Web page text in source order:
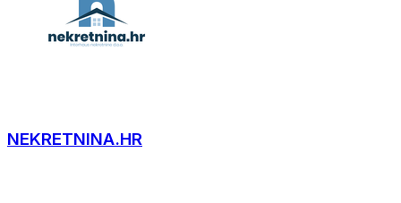
NEKRETNINA.HR